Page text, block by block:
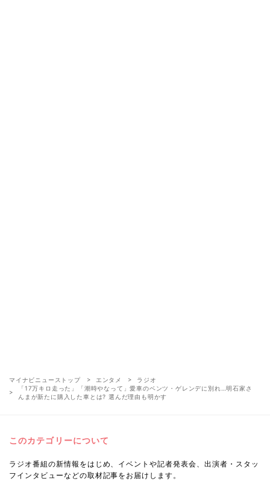
マイナビニューストップ エンタメ
ラジオ
「17万キロ走った」「潮時やなって」愛車のベンツ・ゲレンデに別れ…明石家さ
んまが新たに購入した車とは? 選んだ理由も明かす
このカテゴリーについて
ラジオ番組の新情報をはじめ、イベントや記者発表会、出演者・スタッ
フインタビューなどの取材記事をお届けします。